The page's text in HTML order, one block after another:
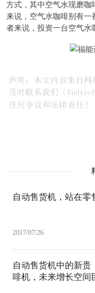
方式，其中空气水现磨
来说，空气水咖啡别有一
者来说，投资一台空气水
自动售货机，站在零
2017/07/26
自动售货机中的新贵
啡机，未来增长空间